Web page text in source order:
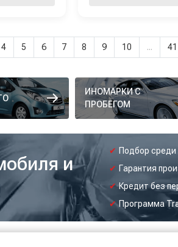
4 5 6 7 8 9 10 ... 41
ИНОМАРКИ С
ПРОБЕГОМ
и
Подбор среди
Гарантия
Кредит без
Программа